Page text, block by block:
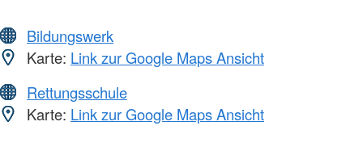
Bildungswerk
Karte: Link zur Google Maps Ansicht
Rettungsschule
Karte: Link zur Google Maps Ansicht